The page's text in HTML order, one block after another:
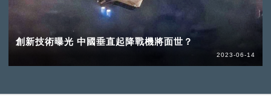
創新技術曝光 中國垂直起降戰機將面世？
2023-06-14